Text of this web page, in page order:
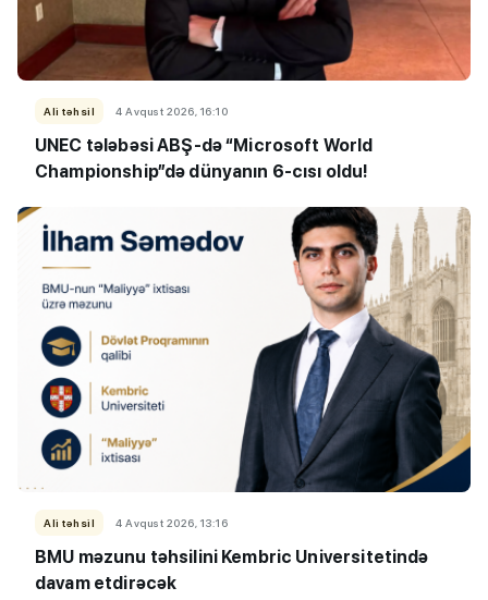
Ali təhsil 4 Avqust 2026, 16:10
UNEC tələbəsi ABŞ-də “Microsoft World
Championship”də dünyanın 6-cısı oldu!
Ali təhsil 4 Avqust 2026, 13:16
BMU məzunu təhsilini Kembric Universitetində
davam etdirəcək